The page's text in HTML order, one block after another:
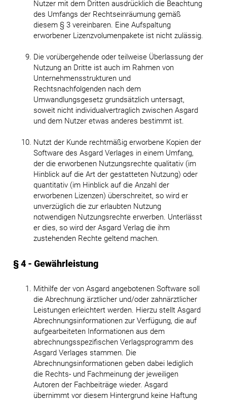
Nutzer mit dem Dritten ausdrücklich die Beachtung
des Umfangs der Rechtseinräumung gemäß
diesem § 3 vereinbaren. Eine Aufspaltung
erworbener Lizenzvolumenpakete ist nicht zulässig.
Die vorübergehende oder teilweise Überlassung der
Nutzung an Dritte ist auch im Rahmen von
Unternehmensstrukturen und
Rechtsnachfolgenden nach dem
Umwandlungsgesetz grundsätzlich untersagt,
soweit nicht individualvertraglich zwischen Asgard
und dem Nutzer etwas anderes bestimmt ist.
Nutzt der Kunde rechtmäßig erworbene Kopien der
Software des Asgard Verlages in einem Umfang,
der die erworbenen Nutzungsrechte qualitativ (im
Hinblick auf die Art der gestatteten Nutzung) oder
quantitativ (im Hinblick auf die Anzahl der
erworbenen Lizenzen) überschreitet, so wird er
unverzüglich die zur erlaubten Nutzung
notwendigen Nutzungsrechte erwerben. Unterlässt
er dies, so wird der Asgard Verlag die ihm
zustehenden Rechte geltend machen.
§ 4 - Gewährleistung
Mithilfe der von Asgard angebotenen Software soll
die Abrechnung ärztlicher und/oder zahnärztlicher
Leistungen erleichtert werden. Hierzu stellt Asgard
Abrechnungsinformationen zur Verfügung, die auf
aufgearbeiteten Informationen aus dem
abrechnungsspezifischen Verlagsprogramm des
Asgard Verlages stammen. Die
Abrechnungsinformationen geben dabei lediglich
die Rechts- und Fachmeinung der jeweiligen
Autoren der Fachbeiträge wieder. Asgard
übernimmt vor diesem Hintergrund keine Haftung